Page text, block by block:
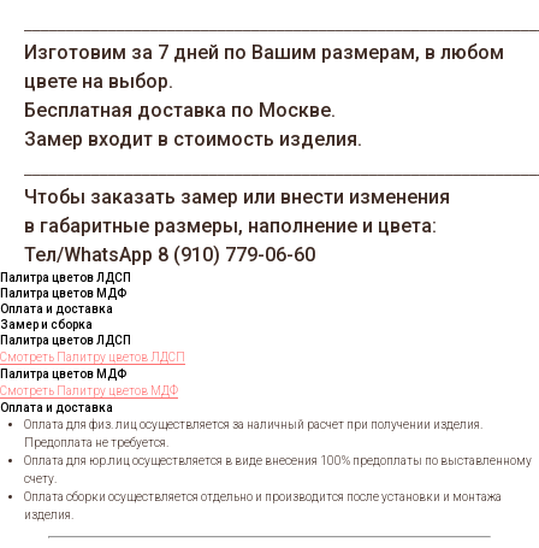
Изготовим за 7 дней по Вашим размерам, в любом
цвете на выбор.
Бесплатная доставка по Москве.
Замер входит в стоимость изделия.
Чтобы заказать замер или внести изменения
в габаритные размеры, наполнение и цвета:
Тел/WhatsАрp 8 (910) 779-06-60
Палитра цветов ЛДСП
Палитра цветов МДФ
Оплата и доставка
Замер и сборка
Палитра цветов ЛДСП
Смотреть Палитру цветов ЛДСП
Палитра цветов МДФ
Смотреть Палитру цветов МДФ
Оплата и доставка
Оплата для физ. лиц осуществляется за наличный расчет при получении изделия.
Предоплата не требуется.
Оплата для юр.лиц осуществляется в виде внесения 100% предоплаты по выставленному
счету.
Оплата сборки осуществляется отдельно и производится после установки и монтажа
изделия.